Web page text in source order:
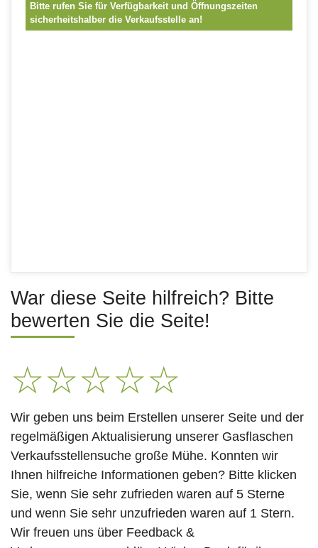
Bitte rufen Sie für Verfügbarkeit und Öffnungszeiten
sicherheitshalber die Verkaufsstelle an!
War diese Seite hilfreich? Bitte
bewerten Sie die Seite!
☆☆☆☆☆
Wir geben uns beim Erstellen unserer Seite und der
regelmäßigen Aktualisierung unserer Gasflaschen
Verkaufsstellensuche große Mühe. Konnten wir
Ihnen hilfreiche Informationen geben? Bitte klicken
Sie, wenn Sie sehr zufrieden waren auf 5 Sterne
und wenn Sie sehr unzufrieden waren auf 1 Stern.
Wir freuen uns über Feedback &